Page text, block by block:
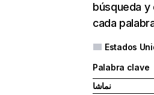
búsqueda y
cada
Estados
Palabra clave
نماشا